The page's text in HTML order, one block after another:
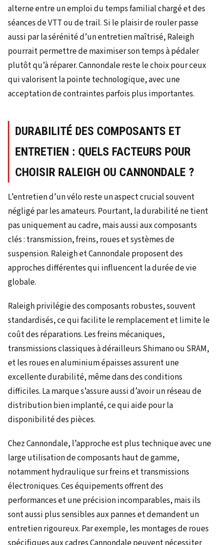
alterne entre un emploi du temps familial chargé et des
séances de VTT ou de trail. Si le plaisir de rouler passe
aussi par la sérénité d’un entretien maîtrisé, Raleigh
pourrait permettre de maximiser son temps à pédaler
plutôt qu’à réparer. Cannondale reste le choix pour ceux
qui valorisent la pointe technologique, avec une
acceptation de contraintes parfois plus importantes.
DURABILITÉ DES COMPOSANTS ET
ENTRETIEN : QUELS FACTEURS POUR
CHOISIR RALEIGH OU CANNONDALE ?
L’entretien d’un vélo reste un aspect crucial souvent
négligé par les amateurs. Pourtant, la durabilité ne tient
pas uniquement au cadre, mais aussi aux composants
clés : transmission, freins, roues et systèmes de
suspension. Raleigh et Cannondale proposent des
approches différentes qui influencent la durée de vie
globale.
Raleigh privilégie des composants robustes, souvent
standardisés, ce qui facilite le remplacement et limite le
coût des réparations. Les freins mécaniques,
transmissions classiques à dérailleurs Shimano ou SRAM,
et les roues en aluminium épaisses assurent une
excellente durabilité, même dans des conditions
difficiles. La marque s’assure aussi d’avoir un réseau de
distribution bien implanté, ce qui aide pour la
disponibilité des pièces.
Chez Cannondale, l’approche est plus technique avec une
large utilisation de composants haut de gamme,
notamment hydraulique sur freins et transmissions
électroniques. Ces équipements offrent des
performances et une précision incomparables, mais ils
sont aussi plus sensibles aux pannes et demandent un
entretien rigoureux. Par exemple, les montages de roues